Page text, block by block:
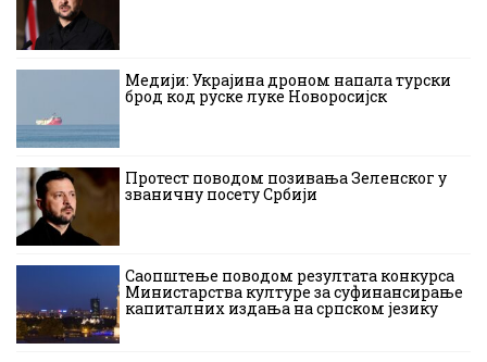
Медији: Украјина дроном напала турски
брод код руске луке Новоросијск
Протест поводом позивања Зеленског у
званичну посету Србији
Саопштење поводом резултата конкурса
Министарства културе за суфинансирање
капиталних издања на српском језику